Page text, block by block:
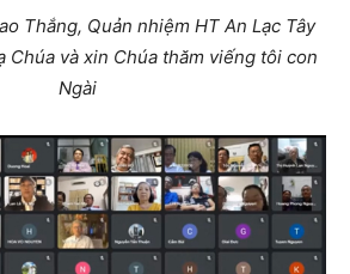
Thắng, Quản nhiệm HT An Lạc Tây
Chúa và xin Chúa thăm viếng tôi con
Ngài